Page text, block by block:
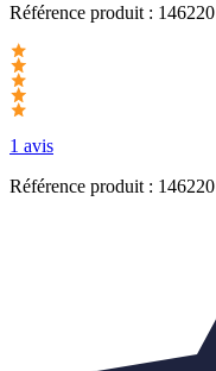
Référence produit : 146220
1 avis
Référence produit : 146220